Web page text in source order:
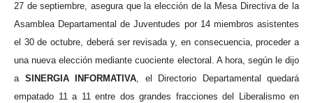
27 de septiembre, asegura que la elección de la Mesa Directiva de la
Asamblea Departamental de Juventudes por 14 miembros asistentes
el 30 de octubre, deberá ser revisada y, en consecuencia, proceder a
una nueva elección mediante cuociente electoral. A hora, según le dijo
aSINERGIA INFORMATIVA, el Directorio Departamental quedará
empatado 11 a 11 entre dos grandes fracciones del Liberalismo en